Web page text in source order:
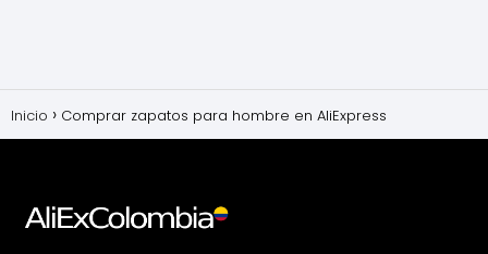
Inicio Comprar zapatos para hombre en AliExpress